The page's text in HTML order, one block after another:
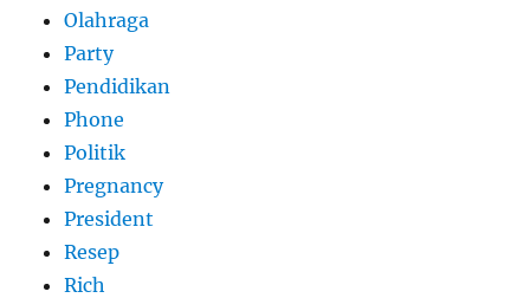
Olahraga
Party
Pendidikan
Phone
Politik
Pregnancy
President
Resep
Rich